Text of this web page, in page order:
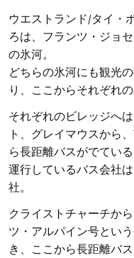
ウエストランド/タイ・
ろは、フランツ・ジョ
の氷河。
どちらの氷河にも観光
り、ここからそれぞれの
それぞれのビレッジへ
ト、グレイマウスから
ら長距離バスがでている
運行しているバス会社
社。
クライストチャーチか
ツ・アルパイン号とい
き、ここから長距離バ